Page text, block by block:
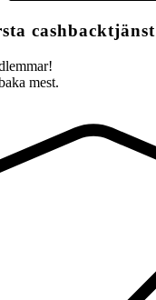
cashbacktjänst
mest.